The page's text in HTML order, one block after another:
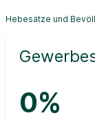
Hebesätze und
0%